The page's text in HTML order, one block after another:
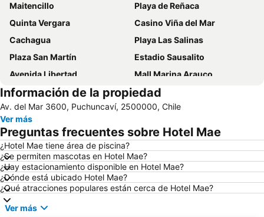
Maitencillo
Playa de Reñaca
Quinta Vergara
Casino Viña del Mar
Cachagua
Playa Las Salinas
Plaza San Martín
Estadio Sausalito
Avenida Libertad
Mall Marina Arauco
Zapallar
Cerro Alegre
Valparaíso Sporting Club
Jardín Botánico
Festival Internacional de la Canción
Parque Reloj de Flores
Universidad Técnica Federico Santa María
Plaza Sotomayor
Playa Acapulco
Playa Cochoa
Teatro Municipal
Plaza José Francisco Vergara
Playa el Sol
Caleta Abarca
Información de la propiedad
Av. del Mar 3600, Puchuncaví, 2500000, Chile
Ver más
Preguntas frecuentes sobre Hotel Mae
¿Hotel Mae tiene área de piscina?
¿Se permiten mascotas en Hotel Mae?
¿Hay estacionamiento disponible en Hotel Mae?
¿Dónde está ubicado Hotel Mae?
¿Qué atracciones populares están cerca de Hotel Mae?
Ver más